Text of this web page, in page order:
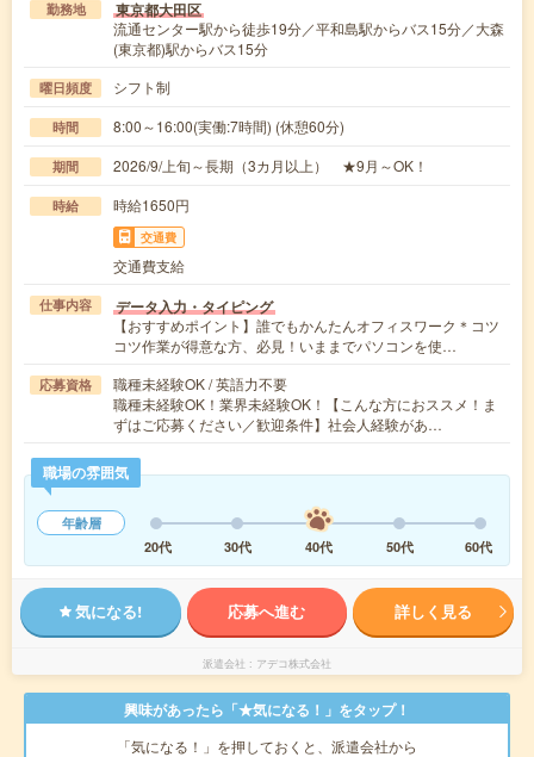
勤務地 東京都大田区
流通センター駅から徒歩19分／平和島駅からバス15分／大森
(東京都)駅からバス15分
曜日頻度 シフト制
時間 8:00～16:00(実働:7時間) (休憩60分)
期間 2026/9/上旬～長期（3カ月以上） ★9月～OK！
時給 時給1650円
交通費
交通費支給
仕事内容 データ入力・タイピング
【おすすめポイント】誰でもかんたんオフィスワーク＊コツ
コツ作業が得意な方、必見！いままでパソコンを使…
応募資格
職種未経験OK / 英語力不要
職種未経験OK！業界未経験OK！【こんな方におススメ！ま
ずはご応募ください／歓迎条件】社会人経験があ…
職場の雰囲気
年齢層
20代
30代 40代 50代 60代
気になる! 応募へ進む 詳しく見る
派遣会社 アデコ株式会社
興味があったら「★気になる！」をタップ！
「気になる！」を押しておくと、派遣会社から